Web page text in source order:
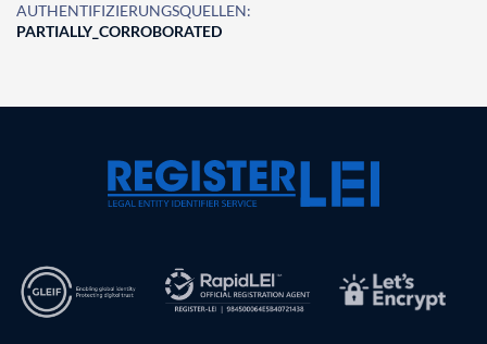
AUTHENTIFIZIERUNGSQUELLEN:
PARTIALLY_CORROBORATED